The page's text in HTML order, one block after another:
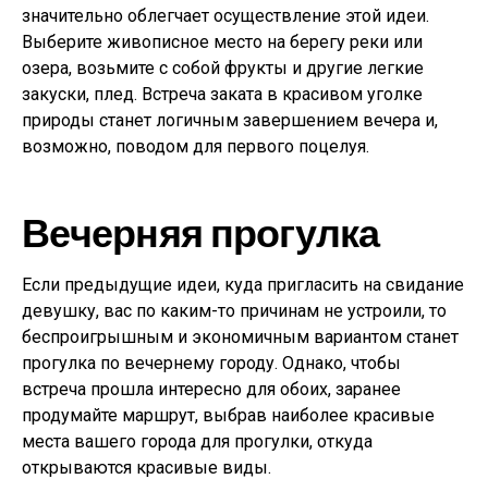
значительно облегчает осуществление этой идеи.
Выберите живописное место на берегу реки или
озера, возьмите с собой фрукты и другие легкие
закуски, плед. Встреча заката в красивом уголке
природы станет логичным завершением вечера и,
возможно, поводом для первого поцелуя.
Вечерняя прогулка
Если предыдущие идеи, куда пригласить на свидание
девушку, вас по каким-то причинам не устроили, то
беспроигрышным и экономичным вариантом станет
прогулка по вечернему городу. Однако, чтобы
встреча прошла интересно для обоих, заранее
продумайте маршрут, выбрав наиболее красивые
места вашего города для прогулки, откуда
открываются красивые виды.